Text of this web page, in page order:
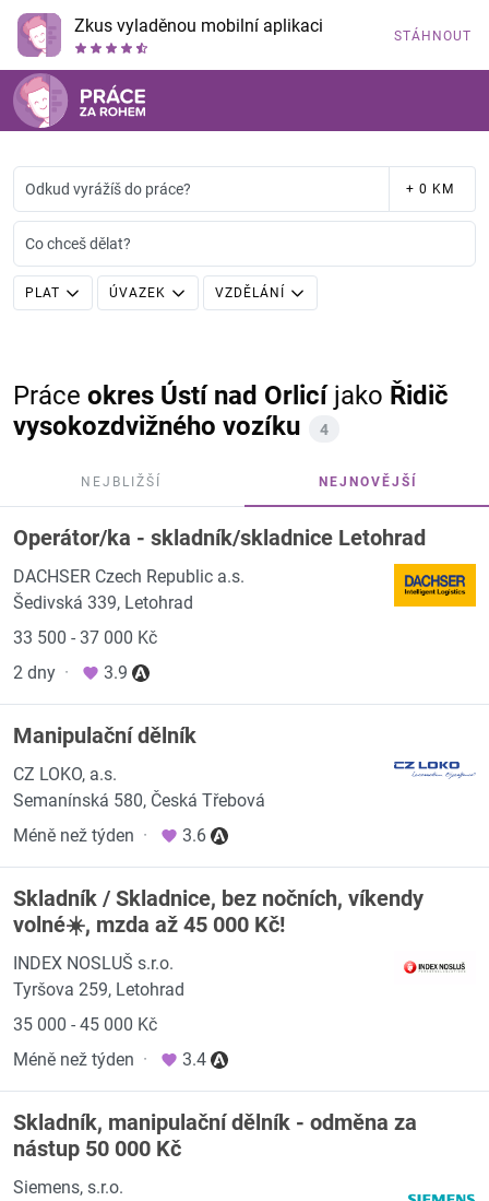
Zkus vyladěnou mobilní aplikaci STÁHNOUT
Odkud vyrážíš do práce? + 0 KM
Co chceš dělat?
PLAT ÚVAZEK VZDĚLÁNÍ
Práce okres Ústí nad Orlicíjako Řidič
vysokozdvižného vozíku
4
NEJBLIŽŠÍ NEJNOVĚJŠÍ
Operátor/ka - skladník/skladnice Letohrad
DACHSER Czech Republic a.s.
Šedivská 339, Letohrad
33 500 - 37 000 Kč
2 dny · 3.9
Manipulační dělník
CZ LOKO, a.s.
Semanínská 580, Česká Třebová
Méně než týden · 3.6
Skladník / Skladnice, bez nočních, víkendy
volné☀️, mzda až 45 000 Kč!
INDEX NOSLUŠ s.r.o.
Tyršova 259, Letohrad
35 000 - 45 000 Kč
Méně než týden · 3.4
Skladník, manipulační dělník - odměna za
nástup 50 000 Kč
Siemens, s.r.o.